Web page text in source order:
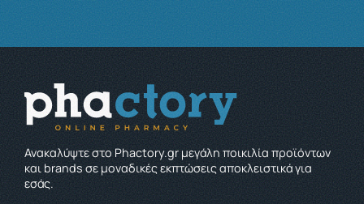
Ανακαλύψτε στο Phactory.gr μεγάλη ποικιλία προϊόντων
και brands σε μοναδικές εκπτώσεις αποκλειστικά για
εσάς.